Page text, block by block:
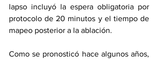
lapso incluyó la espera obligatoria por
protocolo de 20 minutos y el tiempo de
mapeo posterior a la ablación.
Como se pronosticó hace algunos años,